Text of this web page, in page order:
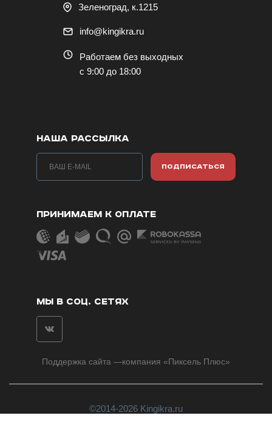
Зеленоград, к.1215
info@kingikra.ru
Работаем без выходных
с 9:00 до 18:00
НАША РАССЫЛКА
ПОДПИСАТЬСЯ
ПРИНИМАЕМ К ОПЛАТЕ
МЫ В СОЦ. СЕТЯХ
Поддержка сайта —компания «Пиксель Плюс»
©2014-2026 Kingikra.ru